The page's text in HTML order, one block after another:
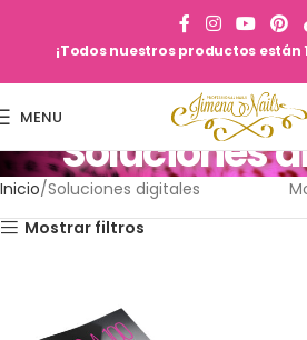
¡Todos nuestros productos están
MENU
Soluciones
Inicio Soluciones digitales
Mostrar filtros